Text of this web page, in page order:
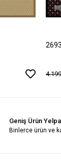
Geniş Ürün
Binlerce ürün ve